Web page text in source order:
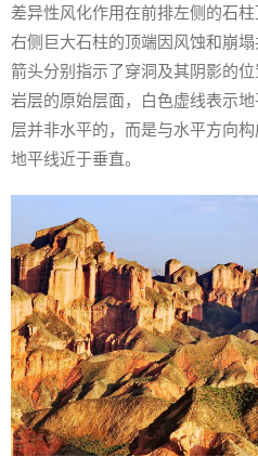
差异性风化作用在前排左侧的石
右侧巨大石柱的顶端因风蚀和崩
箭头分别指示了穿洞及其阴影的
岩层的原始层面，白色虚线表示
层并非水平的，而是与水平方向
地平线近于垂直。